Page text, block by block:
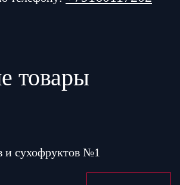
товары
и сухофруктов №1